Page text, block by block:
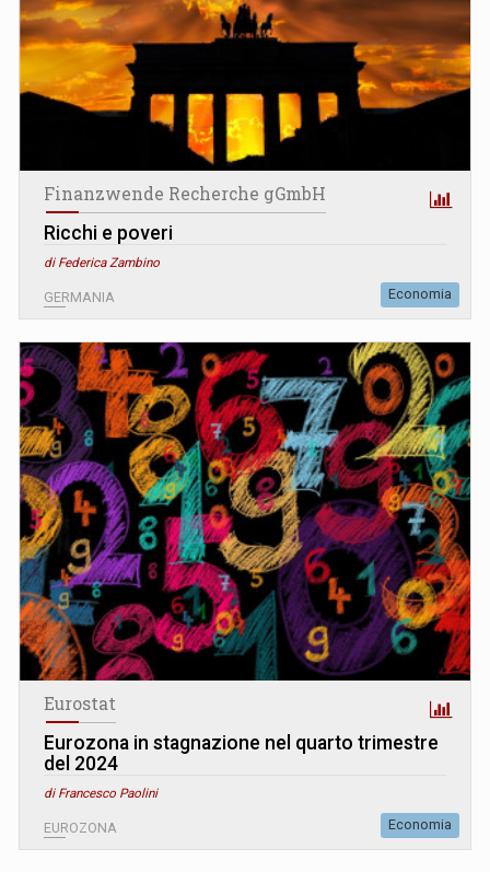
Finanzwende Recherche gGmbH
Ricchi e poveri
di Federica Zambino
GERMANIA Economia
Eurostat
Eurozona in stagnazione nel quarto trimestre
del 2024
di Francesco Paolini
EUROZONA Economia